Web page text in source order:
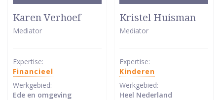
5
van
Karen Verhoef
Mediator
Expertise:
Financieel
Werkgebied:
Ede en omgeving
5
van
Kristel Huisman
Mediator
Expertise:
Kinderen
Werkgebied:
Heel Nederland